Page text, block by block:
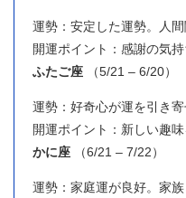
運勢：安定した運勢。人間
開運ポイント：感謝の気持
ふたご座 （5/21 – 6/20）
運勢：好奇心が運を引き寄
開運ポイント：新しい趣味
かに座 （6/21 – 7/22）
運勢：家庭運が良好。家族